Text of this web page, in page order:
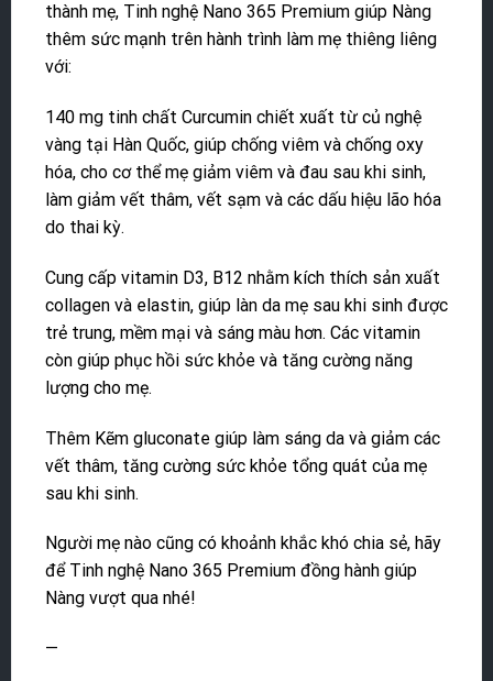
thành mẹ, Tinh nghệ Nano 365 Premium giúp Nàng
thêm sức mạnh trên hành trình làm mẹ thiêng liêng
với:
140 mg tinh chất Curcumin chiết xuất từ củ nghệ
vàng tại Hàn Quốc, giúp chống viêm và chống oxy
hóa, cho cơ thể mẹ giảm viêm và đau sau khi sinh,
làm giảm vết thâm, vết sạm và các dấu hiệu lão hóa
do thai kỳ.
Cung cấp vitamin D3, B12 nhằm kích thích sản xuất
collagen và elastin, giúp làn da mẹ sau khi sinh được
trẻ trung, mềm mại và sáng màu hơn. Các vitamin
còn giúp phục hồi sức khỏe và tăng cường năng
lượng cho mẹ.
Thêm Kẽm gluconate giúp làm sáng da và giảm các
vết thâm, tăng cường sức khỏe tổng quát của mẹ
sau khi sinh.
Người mẹ nào cũng có khoảnh khắc khó chia sẻ, hãy
để Tinh nghệ Nano 365 Premium đồng hành giúp
Nàng vượt qua nhé!
—